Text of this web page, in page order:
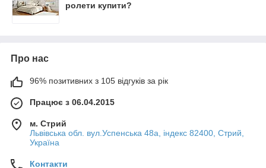
ролети купити?
Про нас
96% позитивних з 105 відгуків за рік
Працює з 06.04.2015
м. Стрий
Львівська обл. вул.Успенська 48а, індекс 82400, Стрий,
Україна
Контакти